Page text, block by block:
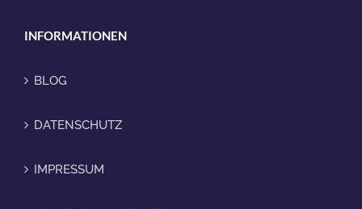
INFORMATIONEN
BLOG
DATENSCHUTZ
IMPRESSUM